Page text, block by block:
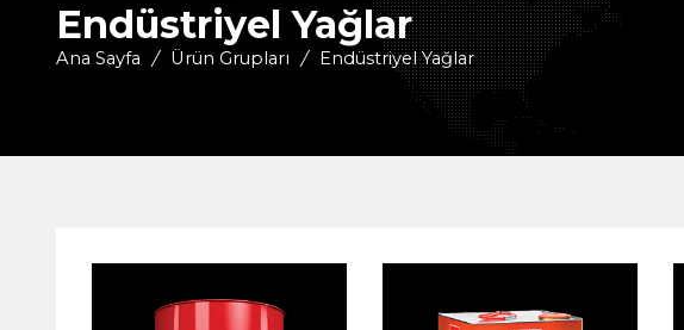
Endüstriyel Yağlar
Ana Sayfa / Ürün Grupları / Endüstriyel Yağlar